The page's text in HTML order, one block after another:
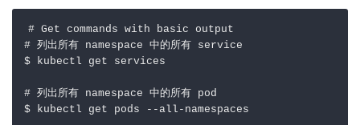
# Get commands with basic output
# 列出所有 namespace 中的所有 service
$ kubectl get services
# 列出所有 namespace 中的所有 pod
$ kubectl get pods --all-namespaces